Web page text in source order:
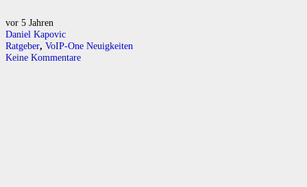
vor 5 Jahren
Daniel Kapovic
Ratgeber, VoIP-One Neuigkeiten
Keine Kommentare